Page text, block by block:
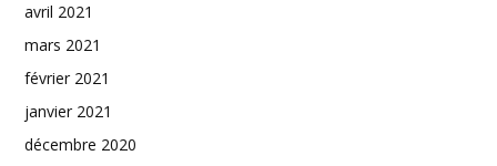
avril 2021
mars 2021
février 2021
janvier 2021
décembre 2020